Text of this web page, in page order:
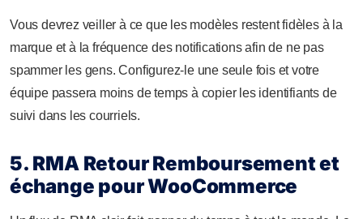
Vous devrez veiller à ce que les modèles restent fidèles à la
marque et à la fréquence des notifications afin de ne pas
spammer les gens. Configurez-le une seule fois et votre
équipe passera moins de temps à copier les identifiants de
suivi dans les courriels.
5. RMA Retour Remboursement et
échange pour WooCommerce